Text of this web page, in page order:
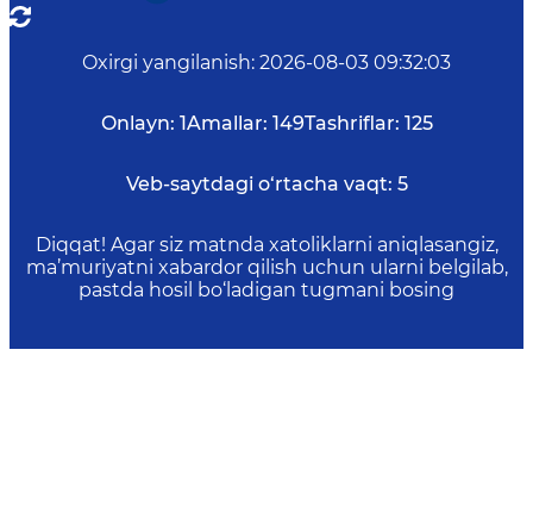
Oxirgi yangilanish: 2026-08-03 09:32:03
Onlayn: 1Amallar: 149Tashriflar: 125
Veb-saytdagi o‘rtacha vaqt: 5
Diqqat! Agar siz matnda xatoliklarni aniqlasangiz,
ma’muriyatni xabardor qilish uchun ularni belgilab,
pastda hosil bo‘ladigan tugmani bosing